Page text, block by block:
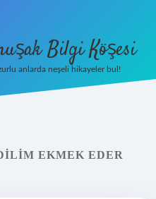
Bilgi Köşesi
anlarda neşeli hikayeler bul!
EKMEK EDER